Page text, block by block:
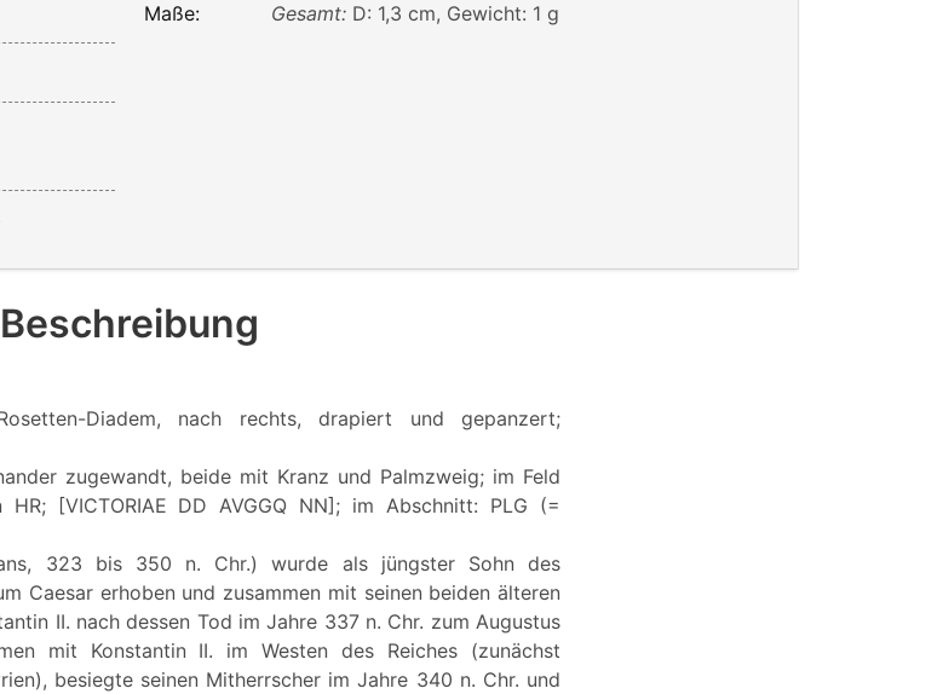
Maße: Gesamt: D: 1,3 cm, Gewicht: 1 g
Beschreibung
Diadem, nach rechts, drapiert und gepanzert;
zugewandt, beide mit Kranz und Palmzweig; im Feld
[VICTORIAE DD AVGGQ NN]; im Abschnitt: PLG (=
323 bis 350 n. Chr.) wurde als jüngster Sohn des
Caesar erhoben und zusammen mit seinen beiden älteren
II. nach dessen Tod im Jahre 337 n. Chr. zum Augustus
mit Konstantin II. im Westen des Reiches (zunächst
besiegte seinen Mitherrscher im Jahre 340 n. Chr. und